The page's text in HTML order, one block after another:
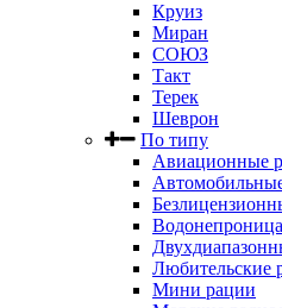
Круиз
Миран
СОЮЗ
Такт
Терек
Шеврон
По типу
Авиационные
Любительские
Мини рации